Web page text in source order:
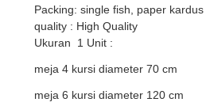
Packing: single fish, paper
quality : High Quality
Ukuran 1 Unit :
meja 4 kursi diameter 70 cm
meja 6 kursi diameter 120 cm